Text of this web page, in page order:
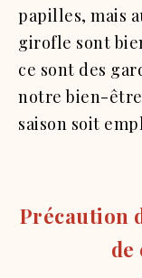
papilles, mais
girofle sont
ce sont des
notre bien-
saison soit
Précaution
de